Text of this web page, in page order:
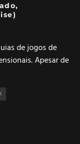
de jogos de
Apesar de